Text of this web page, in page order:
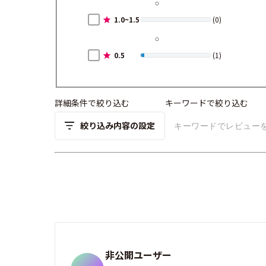
1.0~1.5 (0)
0.5 (1)
詳細条件で絞り込む
絞り込み内容の設定
キーワードで絞り込む
非公開ユーザー